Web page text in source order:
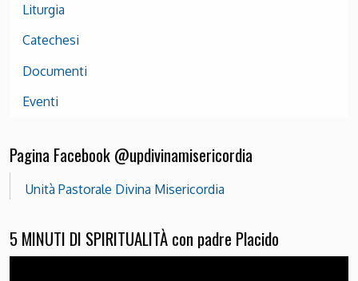
Liturgia
Catechesi
Documenti
Eventi
Pagina Facebook @updivinamisericordia
Unità Pastorale Divina Misericordia
5 MINUTI DI SPIRITUALITÀ con padre Placido